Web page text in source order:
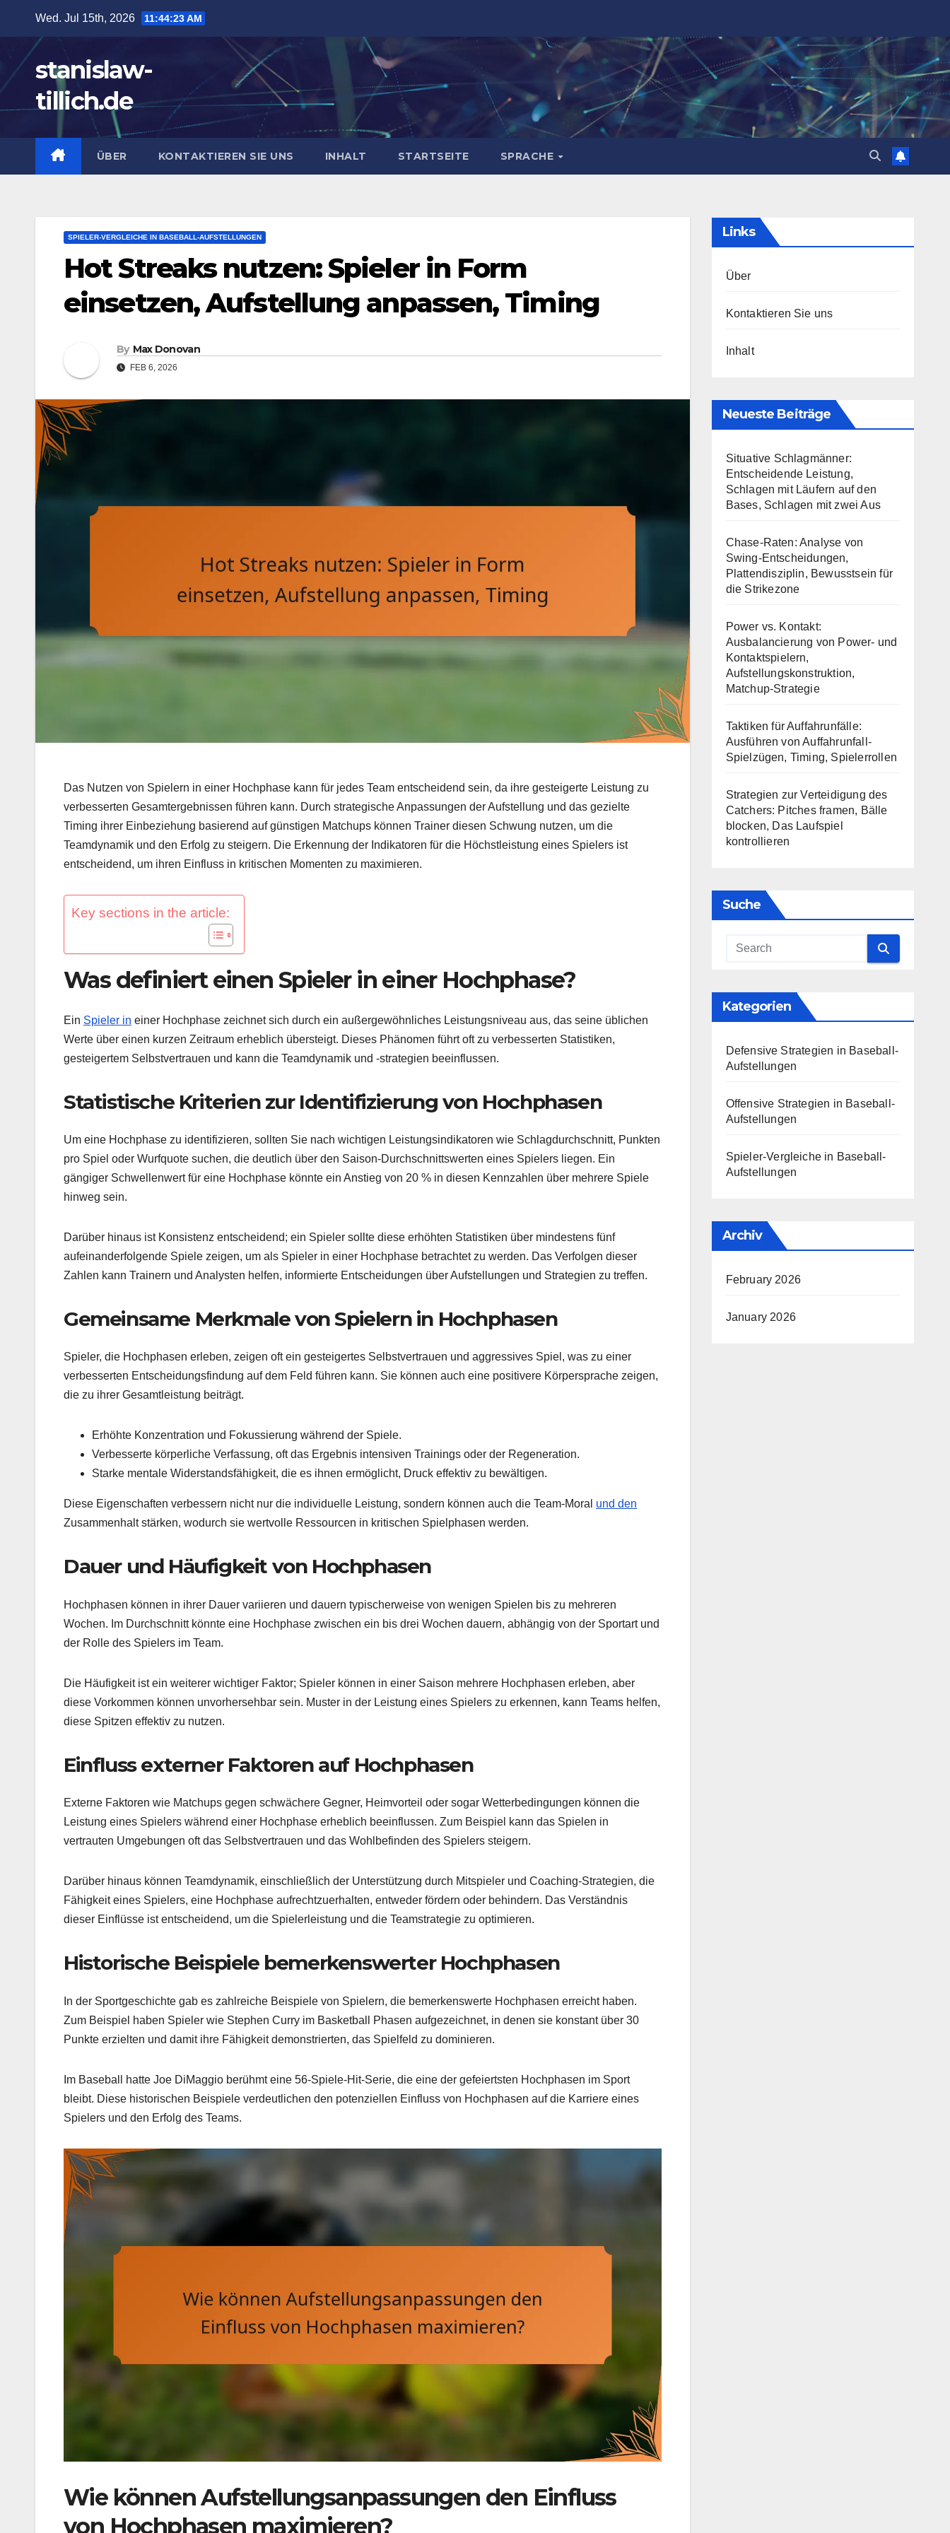
content
Wed. Jul 15th, 2026 11:44:24 AM
stanislaw-
tillich.de
ÜBER KONTAKTIEREN SIE UNS INHALT STARTSEITE SPRACHE
SPIELER-VERGLEICHE IN BASEBALL-AUFSTELLUNGEN
Hot Streaks nutzen: Spieler in Form
einsetzen, Aufstellung anpassen, Timing
By Max Donovan
FEB 6, 2026
Das Nutzen von Spielern in einer Hochphase kann für jedes Team entscheidend sein, da ihre gesteigerte Leistung zu
verbesserten Gesamtergebnissen führen kann. Durch strategische Anpassungen der Aufstellung und das gezielte
Timing ihrer Einbeziehung basierend auf günstigen Matchups können Trainer diesen Schwung nutzen, um die
Teamdynamik und den Erfolg zu steigern. Die Erkennung der Indikatoren für die Höchstleistung eines Spielers ist
entscheidend, um ihren Einfluss in kritischen Momenten zu maximieren.
Key sections in the article:
Was definiert einen Spieler in einer Hochphase?
Ein Spieler in einer Hochphase zeichnet sich durch ein außergewöhnliches Leistungsniveau aus, das seine üblichen
Werte über einen kurzen Zeitraum erheblich übersteigt. Dieses Phänomen führt oft zu verbesserten Statistiken,
gesteigertem Selbstvertrauen und kann die Teamdynamik und -strategien beeinflussen.
Statistische Kriterien zur Identifizierung von Hochphasen
Um eine Hochphase zu identifizieren, sollten Sie nach wichtigen Leistungsindikatoren wie Schlagdurchschnitt, Punkten
pro Spiel oder Wurfquote suchen, die deutlich über den Saison-Durchschnittswerten eines Spielers liegen. Ein
gängiger Schwellenwert für eine Hochphase könnte ein Anstieg von 20 % in diesen Kennzahlen über mehrere Spiele
hinweg sein.
Darüber hinaus ist Konsistenz entscheidend; ein Spieler sollte diese erhöhten Statistiken über mindestens fünf
aufeinanderfolgende Spiele zeigen, um als Spieler in einer Hochphase betrachtet zu werden. Das Verfolgen dieser
Zahlen kann Trainern und Analysten helfen, informierte Entscheidungen über Aufstellungen und Strategien zu treffen.
Gemeinsame Merkmale von Spielern in Hochphasen
Spieler, die Hochphasen erleben, zeigen oft ein gesteigertes Selbstvertrauen und aggressives Spiel, was zu einer
verbesserten Entscheidungsfindung auf dem Feld führen kann. Sie können auch eine positivere Körpersprache zeigen,
die zu ihrer Gesamtleistung beiträgt.
Erhöhte Konzentration und Fokussierung während der Spiele.
Verbesserte körperliche Verfassung, oft das Ergebnis intensiven Trainings oder der Regeneration.
Starke mentale Widerstandsfähigkeit, die es ihnen ermöglicht, Druck effektiv zu bewältigen.
Diese Eigenschaften verbessern nicht nur die individuelle Leistung, sondern können auch die Team-Moral und den
Zusammenhalt stärken, wodurch sie wertvolle Ressourcen in kritischen Spielphasen werden.
Dauer und Häufigkeit von Hochphasen
Hochphasen können in ihrer Dauer variieren und dauern typischerweise von wenigen Spielen bis zu mehreren
Wochen. Im Durchschnitt könnte eine Hochphase zwischen ein bis drei Wochen dauern, abhängig von der Sportart und
der Rolle des Spielers im Team.
Die Häufigkeit ist ein weiterer wichtiger Faktor; Spieler können in einer Saison mehrere Hochphasen erleben, aber
diese Vorkommen können unvorhersehbar sein. Muster in der Leistung eines Spielers zu erkennen, kann Teams helfen,
diese Spitzen effektiv zu nutzen.
Einfluss externer Faktoren auf Hochphasen
Externe Faktoren wie Matchups gegen schwächere Gegner, Heimvorteil oder sogar Wetterbedingungen können die
Leistung eines Spielers während einer Hochphase erheblich beeinflussen. Zum Beispiel kann das Spielen in
vertrauten Umgebungen oft das Selbstvertrauen und das Wohlbefinden des Spielers steigern.
Darüber hinaus können Teamdynamik, einschließlich der Unterstützung durch Mitspieler und Coaching-Strategien, die
Fähigkeit eines Spielers, eine Hochphase aufrechtzuerhalten, entweder fördern oder behindern. Das Verständnis
dieser Einflüsse ist entscheidend, um die Spielerleistung und die Teamstrategie zu optimieren.
Historische Beispiele bemerkenswerter Hochphasen
In der Sportgeschichte gab es zahlreiche Beispiele von Spielern, die bemerkenswerte Hochphasen erreicht haben.
Zum Beispiel haben Spieler wie Stephen Curry im Basketball Phasen aufgezeichnet, in denen sie konstant über 30
Punkte erzielten und damit ihre Fähigkeit demonstrierten, das Spielfeld zu dominieren.
Im Baseball hatte Joe DiMaggio berühmt eine 56-Spiele-Hit-Serie, die eine der gefeiertsten Hochphasen im Sport
bleibt. Diese historischen Beispiele verdeutlichen den potenziellen Einfluss von Hochphasen auf die Karriere eines
Spielers und den Erfolg des Teams.
Wie können Aufstellungsanpassungen den Einfluss
von Hochphasen maximieren?
Links
Über
Kontaktieren Sie uns
Inhalt
Neueste Beiträge
Situative Schlagmänner:
Entscheidende Leistung,
Schlagen mit Läufern auf den
Bases, Schlagen mit zwei Aus
Chase-Raten: Analyse von
Swing-Entscheidungen,
Plattendisziplin, Bewusstsein für
die Strikezone
Power vs. Kontakt:
Ausbalancierung von Power- und
Kontaktspielern,
Aufstellungskonstruktion,
Matchup-Strategie
Taktiken für Auffahrunfälle:
Ausführen von Auffahrunfall-
Spielzügen, Timing, Spielerrollen
Strategien zur Verteidigung des
Catchers: Pitches framen, Bälle
blocken, Das Laufspiel
kontrollieren
Suche
Kategorien
Defensive Strategien in Baseball-
Aufstellungen
Offensive Strategien in Baseball-
Aufstellungen
Spieler-Vergleiche in Baseball-
Aufstellungen
Archiv
February 2026
January 2026